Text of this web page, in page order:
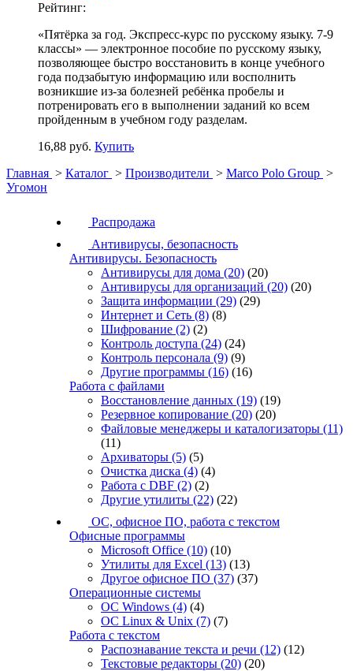
Рейтинг:
«Пятёрка за год. Экспресс-курс по русскому языку. 7-9
классы» — электронное пособие по русскому языку,
позволяющее быстро восстановить в конце учебного
года подзабытую информацию или восполнить
возникшие из-за болезней ребёнка пробелы и
потренировать его в выполнении заданий ко всем
пройденным в учебном году разделам.
16,88 руб. Купить
Главная > Каталог > Производители > Marco Polo Group >
Угомон
Распродажа
Антивирусы, безопасность
Антивирусы. Безопасность
Антивирусы для дома (20) (20)
Антивирусы для организаций (20) (20)
Защита информации (29) (29)
Интернет и Сеть (8) (8)
Шифрование (2) (2)
Контроль доступа (24) (24)
Контроль персонала (9) (9)
Другие программы (16) (16)
Работа с файлами
Восстановление данных (19) (19)
Резервное копирование (20) (20)
Файловые менеджеры и каталогизаторы (11)
(11)
Архиваторы (5) (5)
Очистка диска (4) (4)
Работа с DBF (2) (2)
Другие утилиты (22) (22)
ОС, офисное ПО, работа с текстом
Офисные программы
Microsoft Office (10) (10)
Утилиты для Excel (13) (13)
Другое офисное ПО (37) (37)
Операционные системы
ОС Windows (4) (4)
ОС Linux & Unix (7) (7)
Работа с текстом
Распознавание текста и речи (12) (12)
Текстовые редакторы (20) (20)